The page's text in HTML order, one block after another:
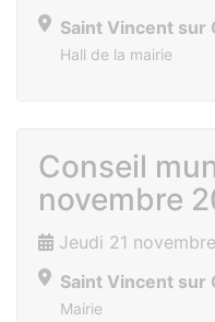
Saint Vincent sur
Hall de la mairie
Conseil
novembre
Jeudi 21
Saint Vincent sur
Mairie